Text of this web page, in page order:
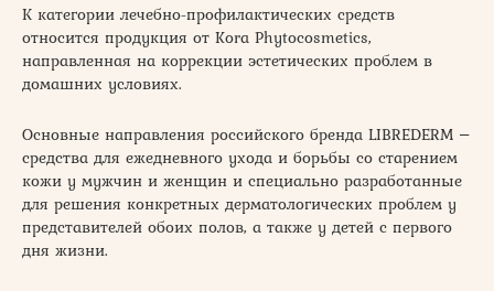
К категории лечебно-профилактических средств
относится продукция от Kora Phytocosmetics,
направленная на коррекции эстетических проблем в
домашних условиях.
Основные направления российского бренда LIBREDERM ‒
средства для ежедневного ухода и борьбы со старением
кожи у мужчин и женщин и специально разработанные
для решения конкретных дерматологических проблем у
представителей обоих полов, а также у детей с первого
дня жизни.